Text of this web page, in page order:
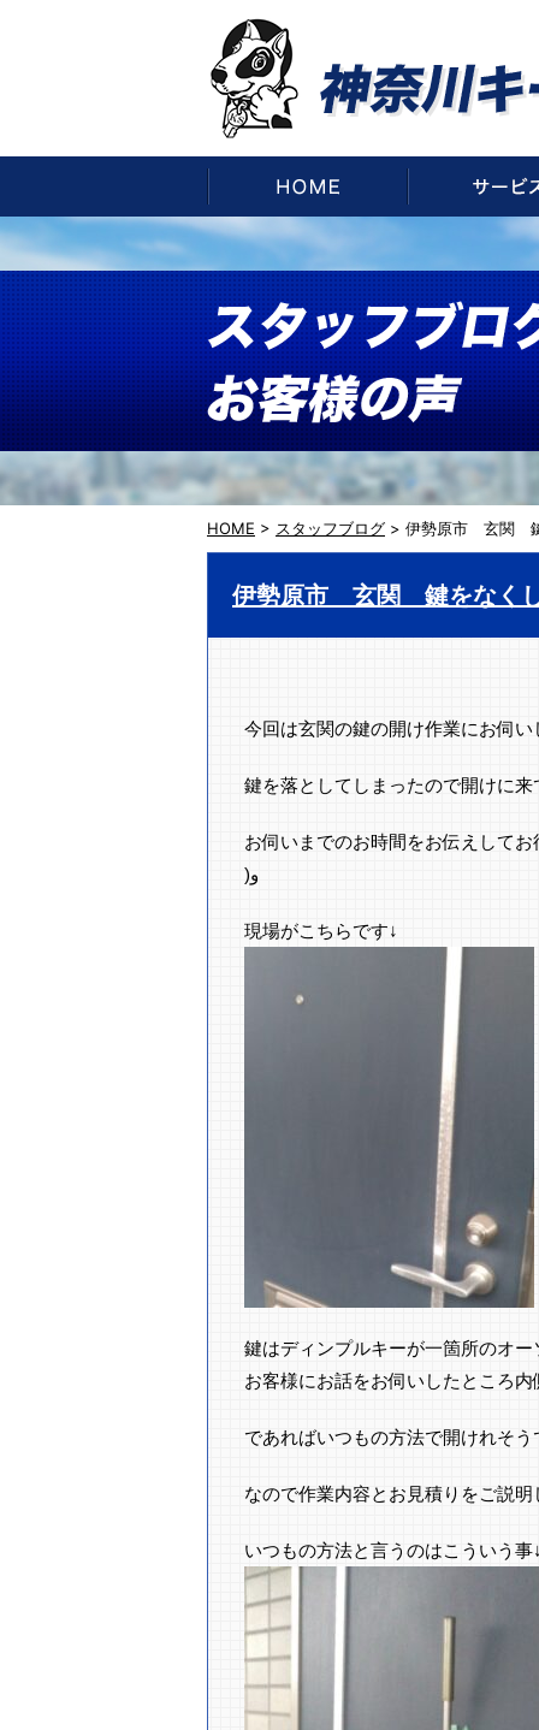
HOME
HOME > スタッフブログ > 伊勢原市 玄関 鍵
伊勢原市 玄関 鍵をなく
今回は玄関の鍵の開け作業にお伺い
鍵を落としてしまったので開けに
お伺いまでのお時間をお伝えして
)و
現場がこちらです↓
鍵はディンプルキーが一箇所のオ
お客様にお話をお伺いしたところ
であればいつもの方法で開けれそう
なので作業内容とお見積りをご説
いつもの方法と言うのはこういう事